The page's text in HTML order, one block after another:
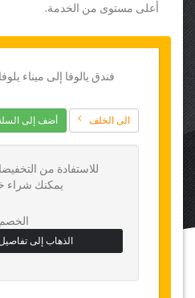
أعلى مستوى من الخدمة.
فندق يالوفا إلى ميناء يلوفا -
الى الخلف أضف إلى
للاستفادة من
يمكنك شراء
الذهاب إلى